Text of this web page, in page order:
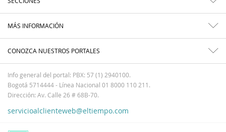
MÁS INFORMACIÓN
CONOZCA NUESTROS PORTALES
Info general del portal: PBX: 57 (1) 2940100.
Bogotá 5714444 - Línea Nacional 01 8000 110 211.
Dirección: Av. Calle 26 # 68B-70.
servicioalclienteweb@eltiempo.com